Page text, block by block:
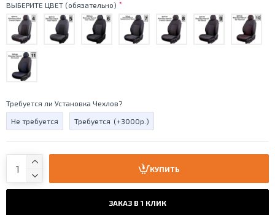
ВЫБЕРИТЕ ЦВЕТ (обязательно)
Требуется ли Установка Чехлов?
Не требуется Требуется (+3000р.)
КУПИТЬ
ЗАКАЗ В 1 КЛИК